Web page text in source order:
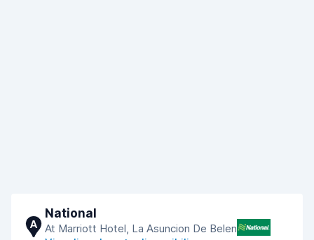
A
National
At Marriott Hotel, La Asuncion De Belen